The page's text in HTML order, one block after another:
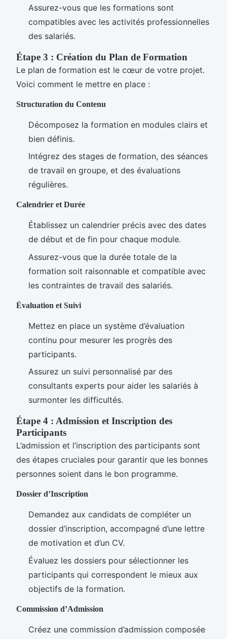
Assurez-vous que les formations sont
compatibles avec les activités professionnelles
des salariés.
Étape 3 : Création du Plan de Formation
Le plan de formation est le cœur de votre projet.
Voici comment le mettre en place :
Structuration du Contenu
Décomposez la formation en modules clairs et
bien définis.
Intégrez des stages de formation, des séances
de travail en groupe, et des évaluations
régulières.
Calendrier et Durée
Établissez un calendrier précis avec des dates
de début et de fin pour chaque module.
Assurez-vous que la durée totale de la
formation soit raisonnable et compatible avec
les contraintes de travail des salariés.
Évaluation et Suivi
Mettez en place un système d’évaluation
continu pour mesurer les progrès des
participants.
Assurez un suivi personnalisé par des
consultants experts pour aider les salariés à
surmonter les difficultés.
Étape 4 : Admission et Inscription des
Participants
L’admission et l’inscription des participants sont
des étapes cruciales pour garantir que les bonnes
personnes soient dans le bon programme.
Dossier d’Inscription
Demandez aux candidats de compléter un
dossier d’inscription, accompagné d’une lettre
de motivation et d’un CV.
Évaluez les dossiers pour sélectionner les
participants qui correspondent le mieux aux
objectifs de la formation.
Commission d’Admission
Créez une commission d’admission composée